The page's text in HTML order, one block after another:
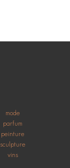
mode
parfum
peinture
sculpture
vins